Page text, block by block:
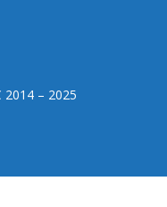
2014 – 2025